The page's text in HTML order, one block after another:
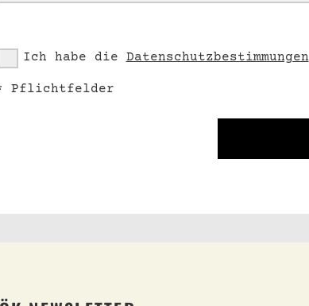
Ich habe die Datenschutzbestimmungen
Pflichtfelder